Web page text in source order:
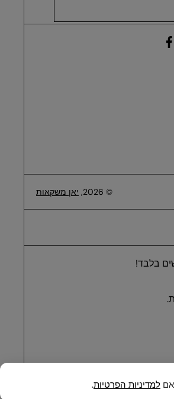
© 2026, יאן משקאות
בלבד!
למדיניות הפרטיות.